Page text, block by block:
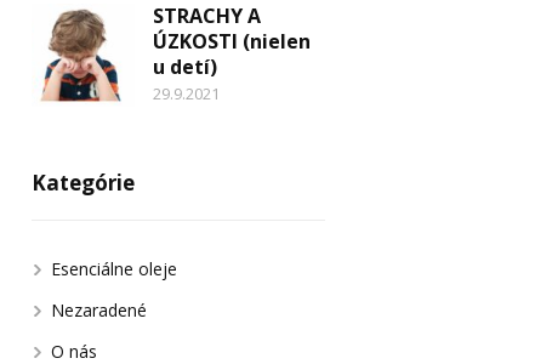
STRACHY A
ÚZKOSTI (nielen
u detí)
29.9.2021
Kategórie
Esenciálne oleje
Nezaradené
O nás